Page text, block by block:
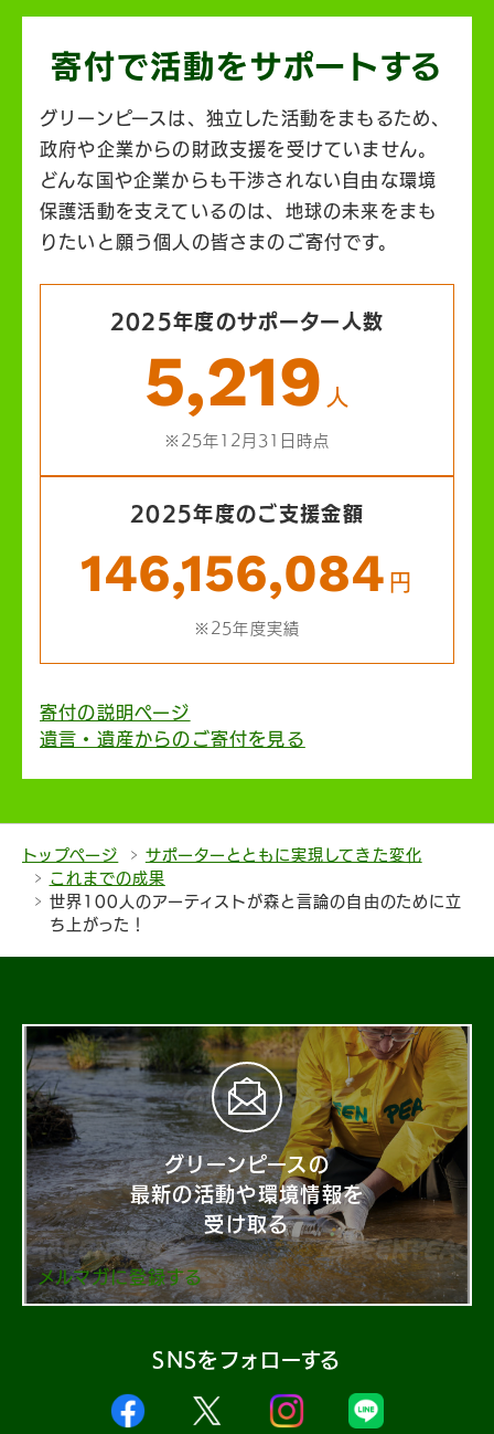
寄付で活動をサポートする
グリーンピースは、独立した活動をまもるため、
政府や企業からの財政支援を受けていません。
どんな国や企業からも干渉されない自由な環境
保護活動を支えているのは、地球の未来をまも
りたいと願う個人の皆さまのご寄付です。
2025年度のサポーター人数
5,219 人
※25年12月31日時点
2025年度のご支援金額
146,156,084 円
※25年度実績
寄付の説明ページ
遺言・遺産からのご寄付を見る
トップページ
サポーターとともに実現してきた変化
これまでの成果
世界100人のアーティストが森と言論の自由のために立
ち上がった！
グリーンピースの
最新の活動や環境情報を
受け取る
メルマガに登録する
SNSをフォローする